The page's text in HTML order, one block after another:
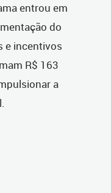
entrou em
do
e incentivos
R$ 163
a